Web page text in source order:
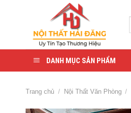
DANH MỤC SẢN PHẨM
Trang chủ / Nội Thất Văn Phòng /